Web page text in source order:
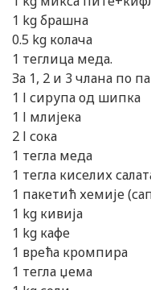
1 kg брашна
0.5 kg колача
1 теглица меда.
За 1, 2 и 3 члана по
1 l сирупа од шипка
1 l млијека
2 l сока
1 тегла меда
1 тегла киселих
1 пакетић хемије
1 kg кивија
1 kg кафе
1 врећа кромпира
1 тегла џема